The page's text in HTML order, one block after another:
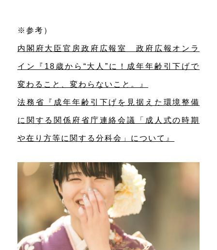
※参考）
内閣府大臣官房政府広報室 政府広報オンラ
イン『18歳から“大人”に！成年年齢引下げで
変わること、変わらないこと。』
法務省『成年年齢引下げを見据えた環境整備
に関する関係府省庁連絡会議「成人式の時期
や在り方等に関する分科会」について』